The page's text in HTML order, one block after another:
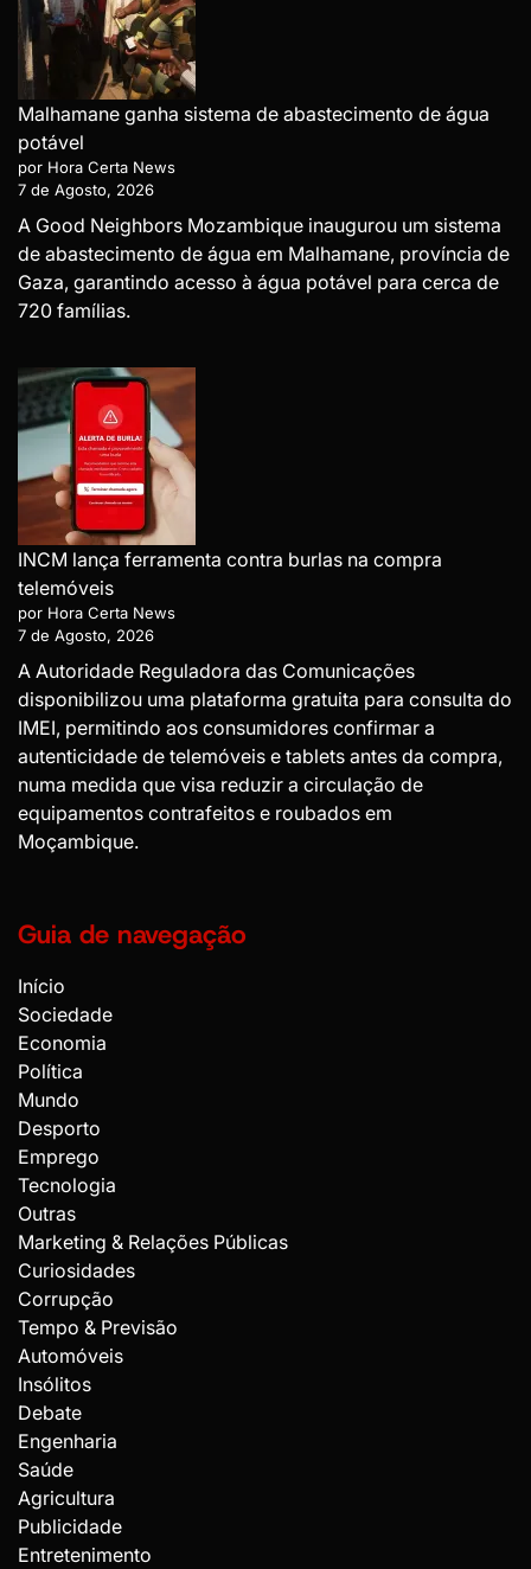
Malhamane ganha sistema de abastecimento de água
potável
por Hora Certa News
7 de Agosto, 2026
A Good Neighbors Mozambique inaugurou um sistema
de abastecimento de água em Malhamane, província de
Gaza, garantindo acesso à água potável para cerca de
720 famílias.
INCM lança ferramenta contra burlas na compra
telemóveis
por Hora Certa News
7 de Agosto, 2026
A Autoridade Reguladora das Comunicações
disponibilizou uma plataforma gratuita para consulta do
IMEI, permitindo aos consumidores confirmar a
autenticidade de telemóveis e tablets antes da compra,
numa medida que visa reduzir a circulação de
equipamentos contrafeitos e roubados em
Moçambique.
Guia de navegação
Início
Sociedade
Economia
Política
Mundo
Desporto
Emprego
Tecnologia
Outras
Marketing & Relações Públicas
Curiosidades
Corrupção
Tempo & Previsão
Automóveis
Insólitos
Debate
Engenharia
Saúde
Agricultura
Publicidade
Entretenimento